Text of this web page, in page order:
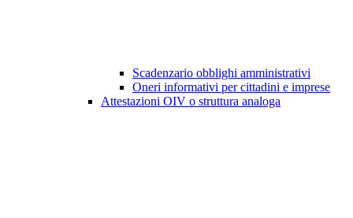
Scadenzario obblighi amministrativi
Oneri informativi per cittadini e imprese
Attestazioni OIV o struttura analoga